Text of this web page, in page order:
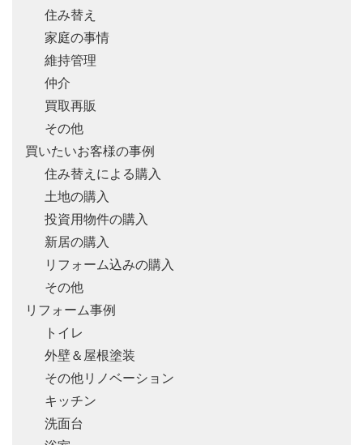
住み替え
家庭の事情
維持管理
仲介
買取再販
その他
買いたいお客様の事例
住み替えによる購入
土地の購入
投資用物件の購入
新居の購入
リフォーム込みの購入
その他
リフォーム事例
トイレ
外壁＆屋根塗装
その他リノベーション
キッチン
洗面台